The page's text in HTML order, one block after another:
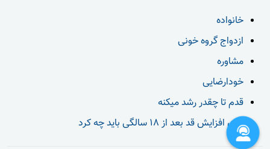
خانواده
ازدواج گروه خونی
مشاوره
خودارضایی
قدم تا چقدر رشد میکنه
برای افزایش قد بعد از 18 سالگی باید چه کرد